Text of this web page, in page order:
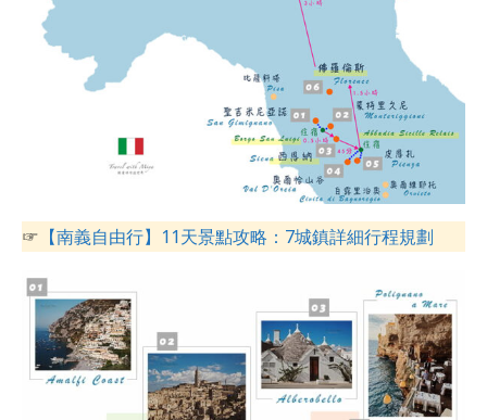
☞ 【南義自由行】11天景點攻略：7城鎮詳細行程規劃